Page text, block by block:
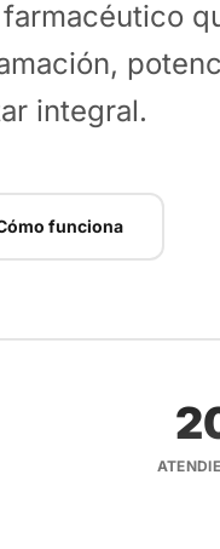
integral.
funciona